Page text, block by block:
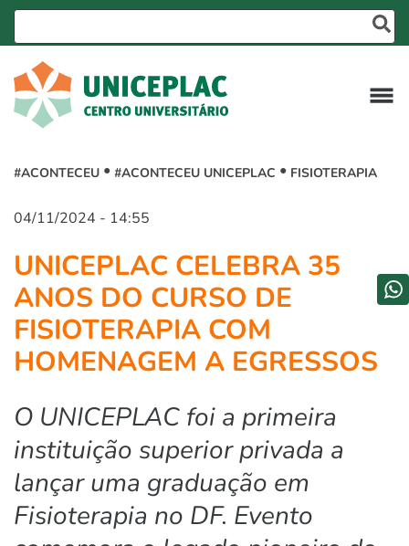
#ACONTECEU #ACONTECEU UNICEPLAC FISIOTERAPIA
04/11/2024 - 14:55
UNICEPLAC CELEBRA 35
ANOS DO CURSO DE
FISIOTERAPIA COM
HOMENAGEM A EGRESSOS
O UNICEPLAC foi a primeira
instituição superior privada a
lançar uma graduação em
Fisioterapia no DF. Evento